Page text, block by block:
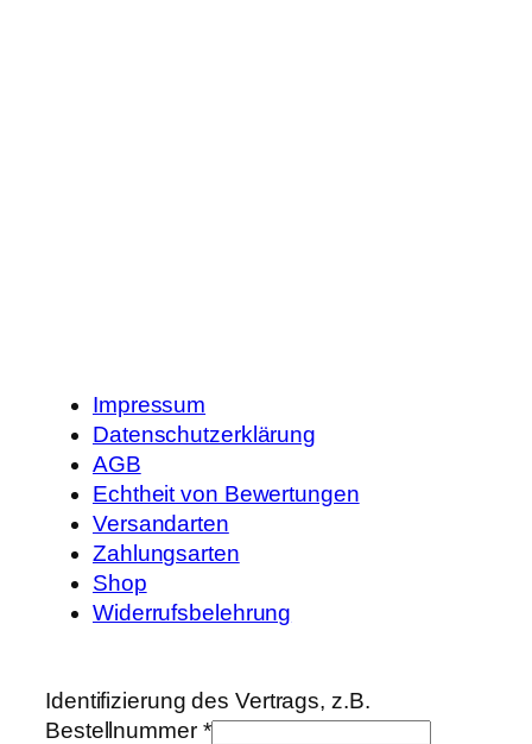
Impressum
Datenschutzerklärung
AGB
Echtheit von Bewertungen
Versandarten
Zahlungsarten
Shop
Widerrufsbelehrung
Identifizierung des Vertrags, z.B.
Bestellnummer *